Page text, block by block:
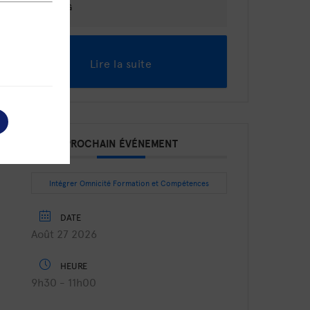
ZWILLING
Lire la suite
PROCHAIN ÉVÉNEMENT
Intégrer Omnicité Formation et Compétences
DATE
Août 27 2026
HEURE
9h30 - 11h00